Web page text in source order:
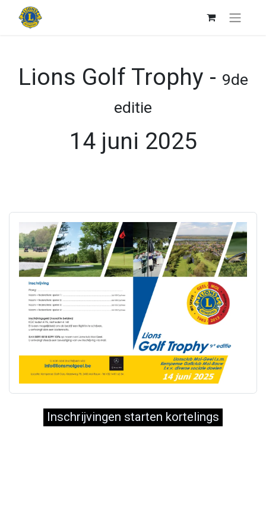
Lions Golf Trophy - 9de
editie
14 juni 2025
Inschrijvingen starten kortelings